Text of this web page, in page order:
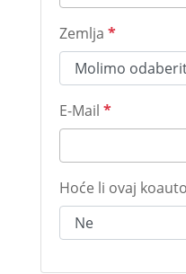
Zemlja *
E-Mail *
Hoće li ovaj